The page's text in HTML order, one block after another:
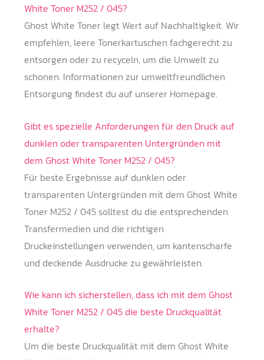
White Toner M252 / 045?
Ghost White Toner legt Wert auf Nachhaltigkeit. Wir
empfehlen, leere Tonerkartuschen fachgerecht zu
entsorgen oder zu recyceln, um die Umwelt zu
schonen. Informationen zur umweltfreundlichen
Entsorgung findest du auf unserer Homepage.
Gibt es spezielle Anforderungen für den Druck auf
dunklen oder transparenten Untergründen mit
dem Ghost White Toner M252 / 045?
Für beste Ergebnisse auf dunklen oder
transparenten Untergründen mit dem Ghost White
Toner M252 / 045 solltest du die entsprechenden
Transfermedien und die richtigen
Druckeinstellungen verwenden, um kantenscharfe
und deckende Ausdrucke zu gewährleisten.
Wie kann ich sicherstellen, dass ich mit dem Ghost
White Toner M252 / 045 die beste Druckqualität
erhalte?
Um die beste Druckqualität mit dem Ghost White